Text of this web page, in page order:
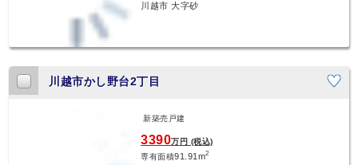
川越市 大字砂
川越市かし野台2丁目
新築売戸建
3390万円 (税込)
専有面積91.91m2